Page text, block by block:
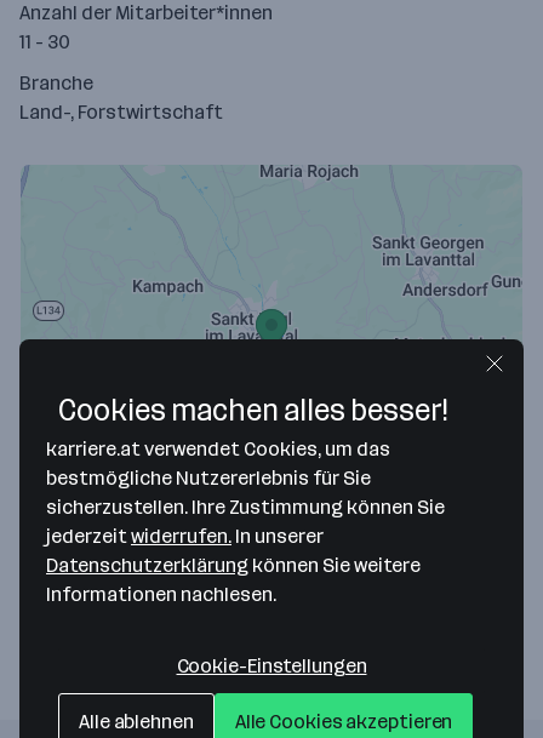
Anzahl der Mitarbeiter*innen
11 - 30
Branche
Land-, Forstwirtschaft
Map data ©2026 Google
Benediktinerstift St. Paul im Lavanttal
Hauptstraße 1
9470 St. Paul im Lavanttal — Route berechnen
Webseite
Cookies machen alles besser!
karriere.at verwendet Cookies, um das
bestmögliche Nutzererlebnis für Sie
sicherzustellen. Ihre Zustimmung können Sie
jederzeit widerrufen. In unserer
Datenschutzerklärung können Sie weitere
Informationen nachlesen.
Cookie-Einstellungen
Alle ablehnen Alle Cookies akzeptieren